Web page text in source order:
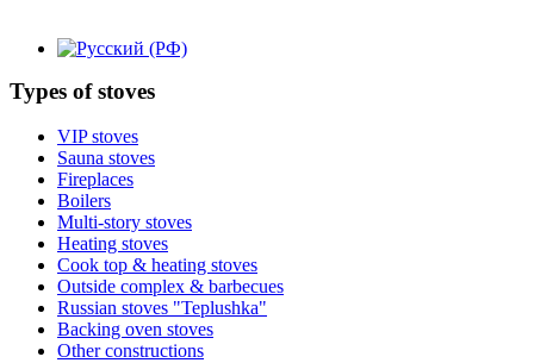
Types of stoves
VIP stoves
Sauna stoves
Fireplaces
Boilers
Multi-story stoves
Heating stoves
Cook top & heating stoves
Outside complex & barbecues
Russian stoves "Teplushka"
Backing oven stoves
Other constructions